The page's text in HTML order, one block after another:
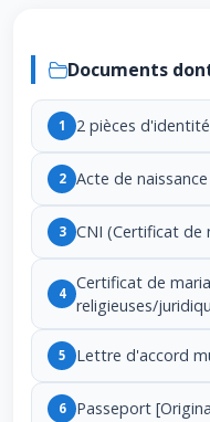
Documents
1 2 pièces
2 Acte de naissance
3 CNI (Certificat de
4
Certificat de
religieuses/
5 Lettre d'accord
6 Passeport